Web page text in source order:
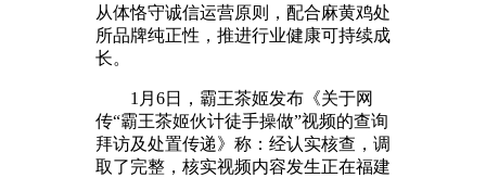
从体恪守诚信运营原则，配合麻黄鸡处
所品牌纯正性，推进行业健康可持续成
长。
1月6日，霸王茶姬发布《关于网
传“霸王茶姬伙计徒手操做”视频的查询
拜访及处置传递》称：经认实核查，调
取了完整，核实视频内容发生正在福建